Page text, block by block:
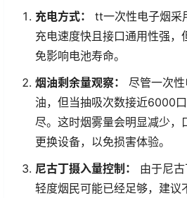
充电方式：
tt一次性电子烟采
充电速度快且接口通用性强，
免影响电池寿命。
烟油剩余量观察：
尽管一次
油，但当抽吸次数接近6000
尽。这时烟雾量会明显减少，
更换设备，以免损害体验。
尼古丁摄入量控制：
由于尼
轻度烟民可能已经足够，建议